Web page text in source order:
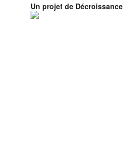
Un projet de Décroissance